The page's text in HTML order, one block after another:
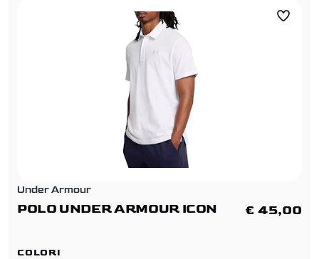
Under Armour
POLO UNDER ARMOUR ICON € 45,00
COLORI